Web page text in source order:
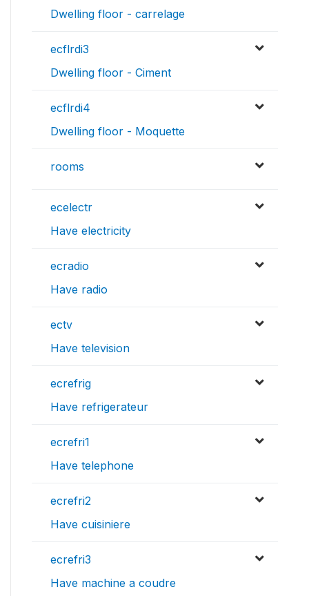
Dwelling floor - carrelage
ecflrdi3
Dwelling floor - Ciment
ecflrdi4
Dwelling floor - Moquette
rooms
ecelectr
Have electricity
ecradio
Have radio
ectv
Have television
ecrefrig
Have refrigerateur
ecrefri1
Have telephone
ecrefri2
Have cuisiniere
ecrefri3
Have machine a coudre